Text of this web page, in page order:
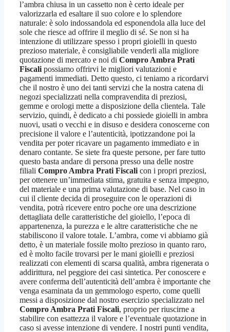
l’ambra chiusa in un cassetto non è certo ideale per
valorizzarla ed esaltare il suo colore e lo splendore
naturale: è solo indossandola ed esponendola alla luce del
sole che riesce ad offrire il meglio di sé. Se non si ha
intenzione di utilizzare spesso i propri gioielli in questo
prezioso materiale, è consigliabile venderli alla migliore
quotazione di mercato e noi di Compro Ambra Prati
Fiscalipossiamo offrirvi le migliori valutazioni e
pagamenti immediati. Detto questo, ci teniamo a ricordarvi
che il nostro è uno dei tanti servizi che la nostra catena di
negozi specializzati nella compravendita di preziosi,
gemme e orologi mette a disposizione della clientela. Tale
servizio, quindi, è dedicato a chi possiede gioielli in ambra
nuovi, usati o vecchi e in disuso e desidera conoscerne con
precisione il valore e l’autenticità, ipotizzandone poi la
vendita per poter ricavare un pagamento immediato e in
denaro contante. Se siete fra queste persone, per fare tutto
questo basta andare di persona presso una delle nostre
filiali Compro Ambra Prati Fiscalicon i propri preziosi,
per ottenere un’immediata stima, gratuita e senza impegno,
del materiale e una prima valutazione di base. Nel caso in
cui il cliente decida di proseguire con le operazioni di
vendita, potrà ricevere entro poche ore una descrizione
dettagliata delle caratteristiche del gioiello, l’epoca di
appartenenza, la purezza e le altre caratteristiche che ne
stabiliscono il valore totale. L’ambra, come vi abbiamo già
detto, è un materiale fossile molto prezioso in quanto raro,
ed è molto facile trovarsi per le mani gioielli e preziosi
realizzati con elementi di scarsa qualità, ambra rigenerata o
addirittura, nel peggiore dei casi sintetica. Per conoscere e
avere conferma dell’autenticità dell’ambra è importante che
venga esaminata da un gemmologo esperto, come quelli
messi a disposizione dal nostro esercizio specializzato nel
Compro Ambra Prati Fiscali, proprio per riuscirne a
stabilire con esattezza il valore e l’eventuale quotazione in
caso si avesse intenzione di vendere. I nostri punti vendita,